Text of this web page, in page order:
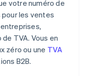
votre numéro de
les ventes
TVA. Vous en
zéro ou une TVA
B2B.